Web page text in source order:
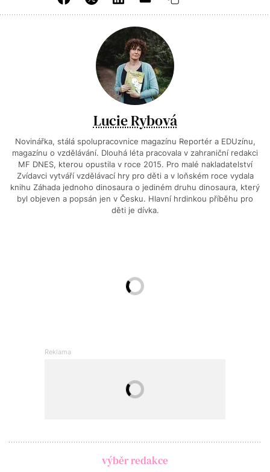
Lucie Rybová
Novinářka, stálá spolupracovnice magazínu Reportér a EDUzínu,
magazínu o vzdělávání. Dlouhá léta pracovala v zahraniční redakci
MF DNES, kterou opustila v roce 2015. Pro malé nakladatelství
Zvídavci vytváří vzdělávací hry pro děti a v loňském roce vydala
knihu Záhada jednoho dinosaura o jediném druhu dinosaura, který
byl objeven a popsán jen v Česku. Hlavní hrdinkou příběhu pro
děti je dívka.
výběr redakce